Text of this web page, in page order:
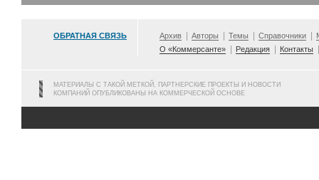
ОБРАТНАЯ СВЯЗЬ Архив Авторы Темы Справочники
О «Коммерсанте»
Редакция Контакты
МАТЕРИАЛЫ С ТАКОЙ МЕТКОЙ, ПАРТНЕРСКИЕ ПРОЕКТЫ И НОВОСТИ
КОМПАНИЙ ОПУБЛИКОВАНЫ НА КОММЕРЧЕСКОЙ ОСНОВЕ